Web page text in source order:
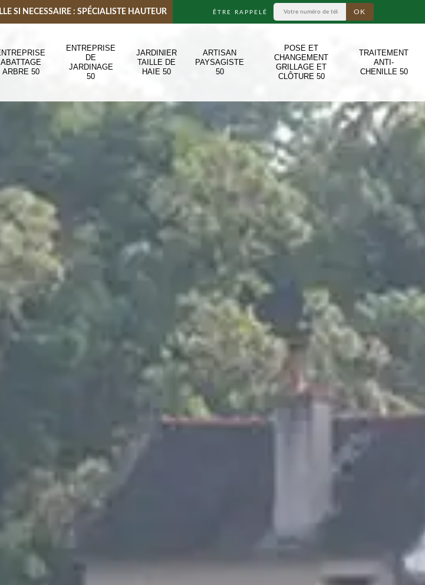
SI NECESSAIRE : SPÉCIALISTE HAUTEUR ÊTRE RAPPELÉ
ABATTAGE
ARBRE 50
ENTREPRISE
DE
JARDINAGE
50
JARDINIER
TAILLE DE
HAIE 50
ARTISAN
PAYSAGISTE
50
POSE ET
CHANGEMENT
GRILLAGE ET
CLÔTURE 50
TRAITEMENT
ANTI-
CHENILLE 50